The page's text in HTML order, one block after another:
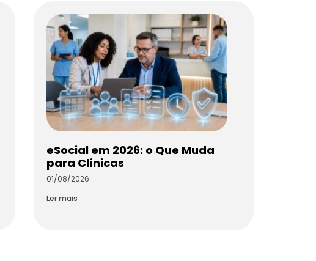
eSocial em 2026: o Que Muda
para Clínicas
01/08/2026
Ler mais